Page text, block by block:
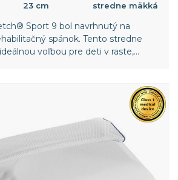
23 cm stredne mäkká
Sport 9 bol navrhnutý na
spánok. Tento stredne
voľbou pre deti v raste,